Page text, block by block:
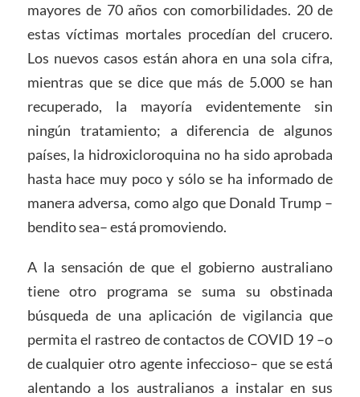
mayores de 70 años con comorbilidades. 20 de
estas víctimas mortales procedían del crucero.
Los nuevos casos están ahora en una sola cifra,
mientras que se dice que más de 5.000 se han
recuperado, la mayoría evidentemente sin
ningún tratamiento; a diferencia de algunos
países, la hidroxicloroquina no ha sido aprobada
hasta hace muy poco y sólo se ha informado de
manera adversa, como algo que Donald Trump –
bendito sea– está promoviendo.
A la sensación de que el gobierno australiano
tiene otro programa se suma su obstinada
búsqueda de una aplicación de vigilancia que
permita el rastreo de contactos de COVID 19 –o
de cualquier otro agente infeccioso– que se está
alentando a los australianos a instalar en sus